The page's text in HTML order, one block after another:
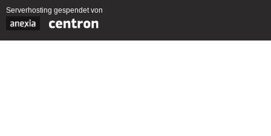
Serverhosting gespendet von